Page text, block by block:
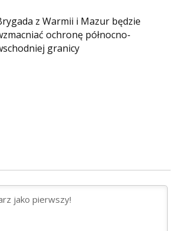
z Warmii i Mazur będzie
ochronę północno-
granicy